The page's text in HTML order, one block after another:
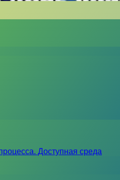
Доступная среда